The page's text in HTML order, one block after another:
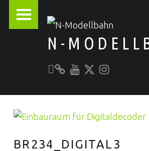
N-
Alles rund um die Modellbahn
BR234_DIGITAL3